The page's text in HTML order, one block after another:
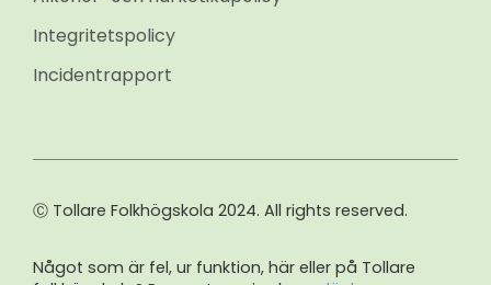
Integritetspolicy
Incidentrapport
Ⓒ Tollare Folkhögskola 2024. All rights reserved.
Något som är fel, ur funktion, här eller på Tollare